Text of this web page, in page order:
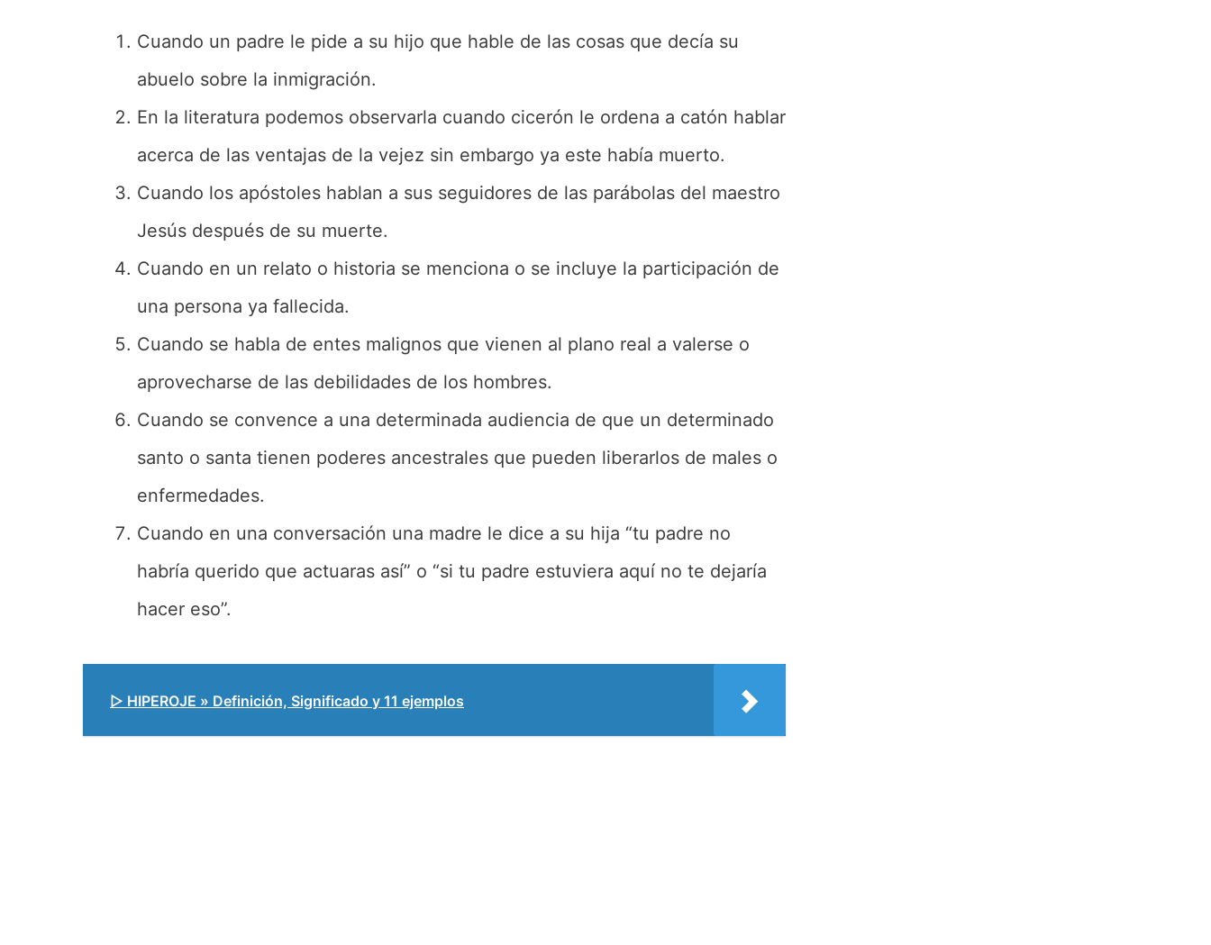
Cuando un padre le pide a su hijo que hable de las cosas que decía su
abuelo sobre la inmigración.
En la literatura podemos observarla cuando cicerón le ordena a catón hablar
acerca de las ventajas de la vejez sin embargo ya este había muerto.
Cuando los apóstoles hablan a sus seguidores de las parábolas del maestro
Jesús después de su muerte.
Cuando en un relato o historia se menciona o se incluye la participación de
una persona ya fallecida.
Cuando se habla de entes malignos que vienen al plano real a valerse o
aprovecharse de las debilidades de los hombres.
Cuando se convence a una determinada audiencia de que un determinado
santo o santa tienen poderes ancestrales que pueden liberarlos de males o
enfermedades.
Cuando en una conversación una madre le dice a su hija “tu padre no
habría querido que actuaras así” o “si tu padre estuviera aquí no te dejaría
hacer eso”.
▷ HIPEROJE » Definición, Significado y 11 ejemplos